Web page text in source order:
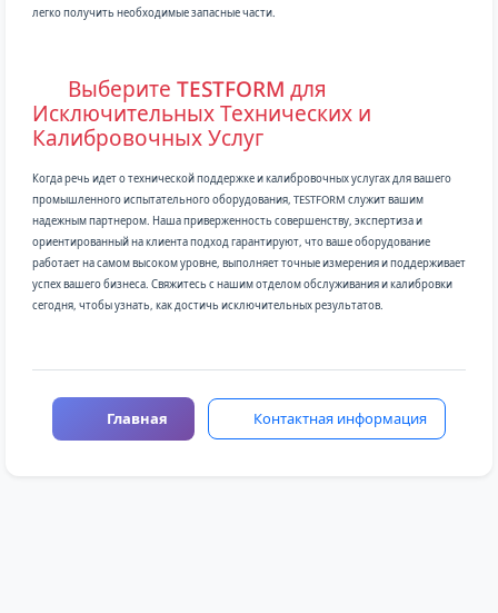
легко получить необходимые запасные части.
Выберите TESTFORM для
Исключительных Технических и
Калибровочных Услуг
Когда речь идет о технической поддержке и калибровочных услугах для вашего
промышленного испытательного оборудования, TESTFORM служит вашим
надежным партнером. Наша приверженность совершенству, экспертиза и
ориентированный на клиента подход гарантируют, что ваше оборудование
работает на самом высоком уровне, выполняет точные измерения и поддерживает
успех вашего бизнеса. Свяжитесь с нашим отделом обслуживания и калибровки
сегодня, чтобы узнать, как достичь исключительных результатов.
Главная Контактная информация